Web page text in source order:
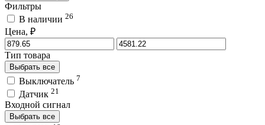
Фильтры
В наличии 26
Цена, ₽
Тип товара
Выбрать все
Выключатель 7
Датчик 21
Входной сигнал
Выбрать все